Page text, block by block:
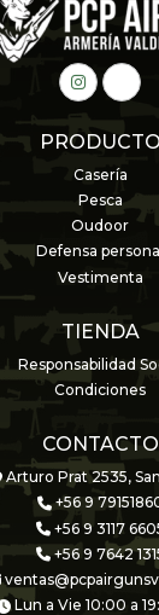
PRODUCTO
Casería
Pesca
Oudoor
Defensa personal
Vestimenta
TIENDA
Responsabilidad
Condiciones
CONTACTO
Arturo Prat 2535,
+56 9
+56 9 3117
+56 9 7642
Lun a Vie 10:00 a